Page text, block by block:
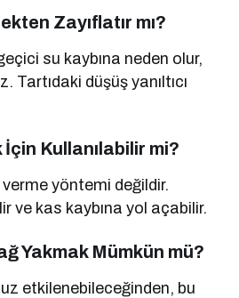
Zayıflatır mı?
su kaybına neden olur,
Tartıdaki düşüş yanıltıcı
Kullanılabilir mi?
verme yöntemi değildir.
ve kas kaybına yol açabilir.
Yakmak Mümkün mü?
etkilenebileceğinden, bu